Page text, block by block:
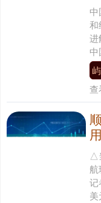
和
进
查
△
记